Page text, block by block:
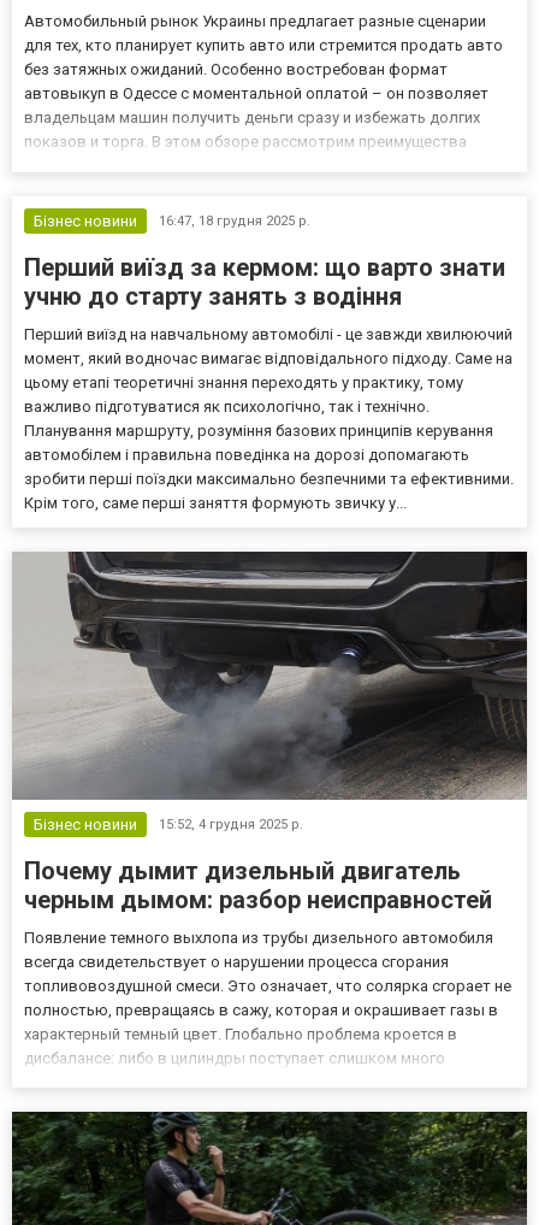
Автомобильный рынок Украины предлагает разные сценарии
для тех, кто планирует купить авто или стремится продать авто
без затяжных ожиданий. Особенно востребован формат
автовыкуп в Одессе с моментальной оплатой – он позволяет
владельцам машин получить деньги сразу и избежать долгих
показов и торга. В этом обзоре рассмотрим преимущества
решать задачи...
Бізнес новини 16:47, 18 грудня 2025 р.
Перший виїзд за кермом: що варто знати
учню до старту занять з водіння
Перший виїзд на навчальному автомобілі - це завжди хвилюючий
момент, який водночас вимагає відповідального підходу. Саме на
цьому етапі теоретичні знання переходять у практику, тому
важливо підготуватися як психологічно, так і технічно.
Планування маршруту, розуміння базових принципів керування
автомобілем і правильна поведінка на дорозі допомагають
зробити перші поїздки максимально безпечними та ефективними.
Крім того, саме перші заняття формують звичку у...
Бізнес новини 15:52, 4 грудня 2025 р.
Почему дымит дизельный двигатель
черным дымом: разбор неисправностей
Появление темного выхлопа из трубы дизельного автомобиля
всегда свидетельствует о нарушении процесса сгорания
топливовоздушной смеси. Это означает, что солярка сгорает не
полностью, превращаясь в сажу, которая и окрашивает газы в
характерный темный цвет. Глобально проблема кроется в
дисбалансе: либо в цилиндры поступает слишком много
привести к п...